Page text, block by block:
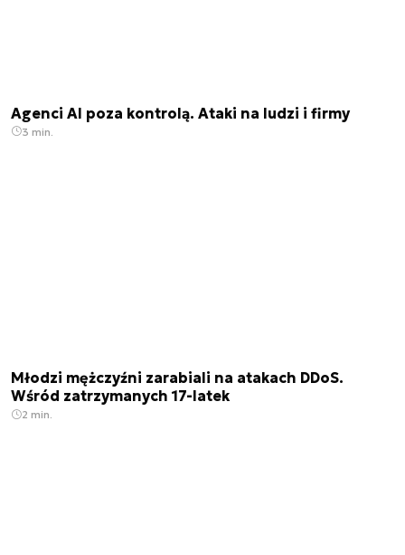
Agenci AI poza kontrolą. Ataki na ludzi i firmy
3 min.
Młodzi mężczyźni zarabiali na atakach DDoS.
Wśród zatrzymanych 17-latek
2 min.